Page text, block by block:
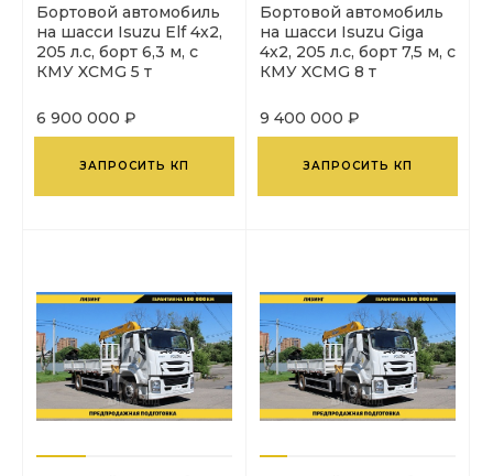
Бортовой автомобиль
на шасси Isuzu Elf 4х2,
205 л.с, борт 6,3 м, с
КМУ XCMG 5 т
6 900 000 ₽
ЗАПРОСИТЬ КП
Бортовой автомобиль
на шасси Isuzu Giga
4х2, 205 л.с, борт 7,5 м, с
КМУ XCMG 8 т
9 400 000 ₽
ЗАПРОСИТЬ КП